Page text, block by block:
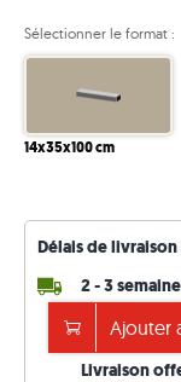
Sélectionner le format :
14x35x100 cm
Délais de
2 - 3
14 - 15
Livraison
Ajouter